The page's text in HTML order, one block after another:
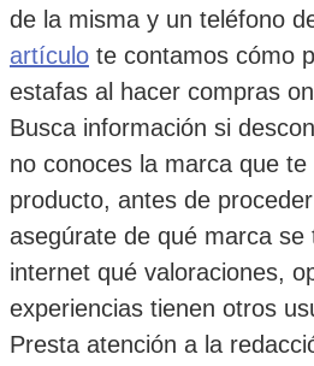
de la misma y un teléfono
artículo te contamos cómo
estafas al hacer compras
Busca información si
no conoces la marca que te
producto, antes de
asegúrate de qué marca se
internet qué valoraciones,
experiencias tienen otros
Presta atención a la